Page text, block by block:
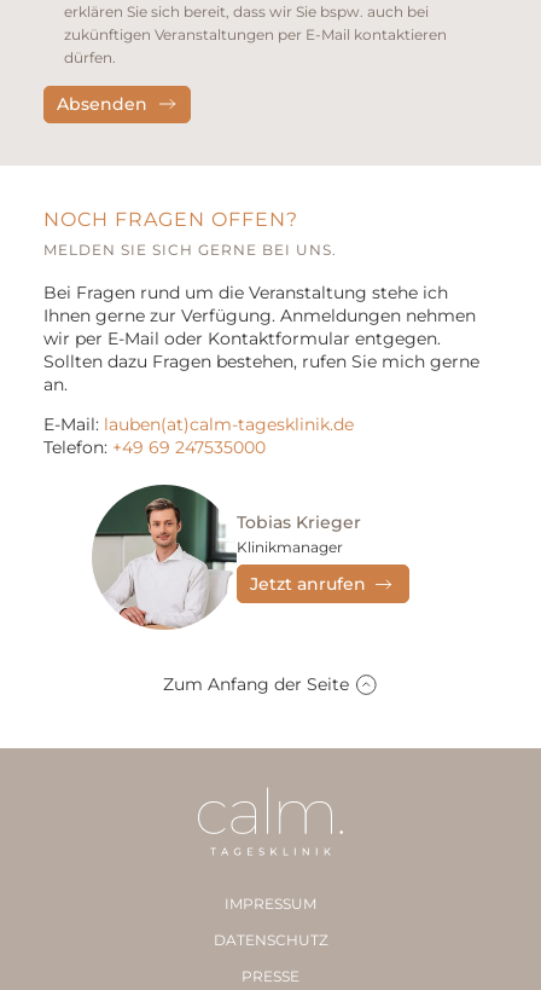
erklären Sie sich bereit, dass wir Sie bspw. auch bei
zukünftigen Veranstaltungen per E-Mail kontaktieren
dürfen.
NOCH FRAGEN OFFEN?
MELDEN SIE SICH GERNE BEI UNS.
Bei Fragen rund um die Veranstaltung stehe ich
Ihnen gerne zur Verfügung. Anmeldungen nehmen
wir per E-Mail oder Kontaktformular entgegen.
Sollten dazu Fragen bestehen, rufen Sie mich gerne
an.
E-Mail: lauben(at)calm-tagesklinik.de
Telefon: +49 69 247535000
Tobias Krieger
Klinikmanager
Jetzt anrufen
Zum Anfang der Seite
IMPRESSUM
DATENSCHUTZ
PRESSE